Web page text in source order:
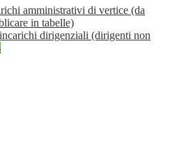
amministrativi di vertice (da
in tabelle)
dirigenziali (dirigenti non